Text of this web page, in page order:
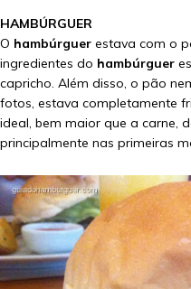
HAMBÚRGUER
O hambúrguer estava com o
ingredientes do hambúrguer
capricho. Além disso, o pão
fotos, estava completamente
ideal, bem maior que a carne,
principalmente nas primeiras